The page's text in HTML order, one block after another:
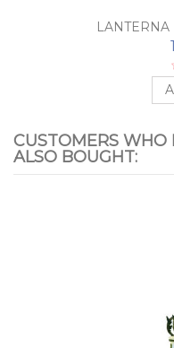
CUSTOMERS
ALSO BOUGHT: